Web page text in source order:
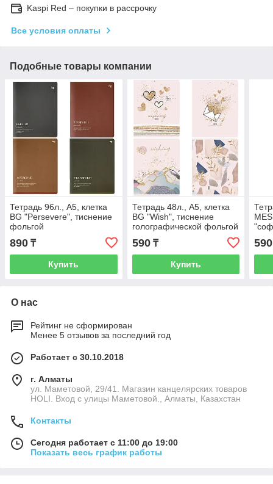
Kaspi Red – покупки в рассрочку
Все условия оплаты
Подобные товары компании
Тетрадь 96л., А5, клетка
BG "Persevere", тиснение
фольгой
890 ₸
Купить
Тетрадь 48л., А5, клетка
BG "Wish", тиснение
голографической фольгой
590₸
Купить
590
О нас
Рейтинг не сформирован
Менее 5 отзывов за последний год
Работает с 30.10.2018
г. Алматы
ул. Маметовой, 29/41. Магазин канцелярских товаров
HOLI. Вход с улицы Маметовой., Алматы, Казахстан
Контакты
Сегодня работает с 11:00 до 19:00
Показать весь график работы